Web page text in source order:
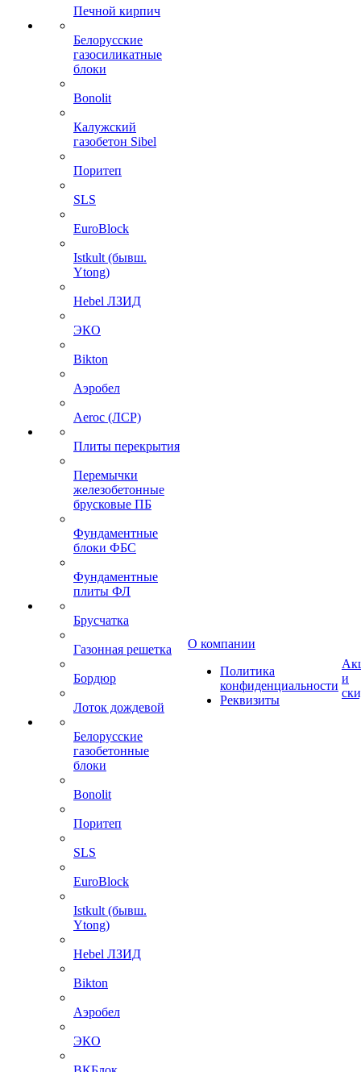
Печной кирпич
Белорусские
газосиликатные
блоки
Bonolit
Калужский
газобетон Sibel
Поритеп
SLS
EuroBlock
Istkult (бывш.
Ytong)
Hebel ЛЗИД
ЭКО
Bikton
Аэробел
Aeroc (ЛСР)
Плиты перекрытия
Перемычки
железобетонные
брусковые ПБ
Фундаментные
блоки ФБС
Фундаментные
плиты ФЛ
Брусчатка
Газонная решетка
Бордюр
Лоток дождевой
Белорусские
газобетонные
блоки
Bonolit
Поритеп
SLS
EuroBlock
Istkult (бывш.
Ytong)
Hebel ЛЗИД
Bikton
Аэробел
ЭКО
О компании
Политика
конфиденциальности
Реквизиты
и